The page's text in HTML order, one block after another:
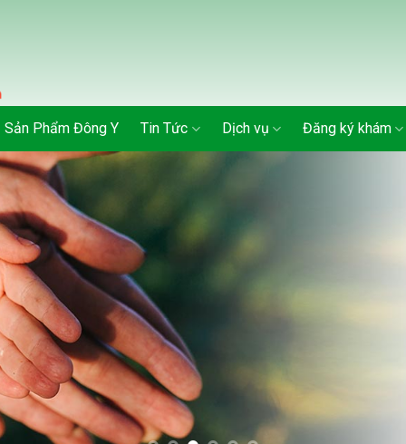
Sản Phẩm Đông Y Tin Tức Dịch vụ Đăng ký khám